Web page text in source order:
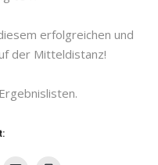
erfolgreichen und
der Mitteldistanz!